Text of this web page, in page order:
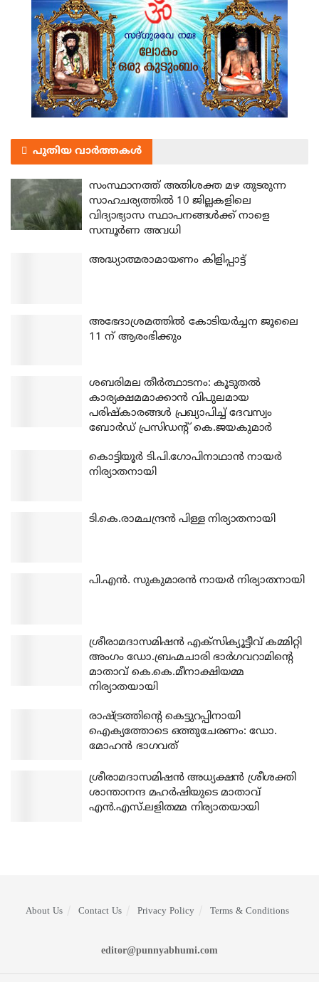
പുതിയ വാർത്തകൾ
സംസ്ഥാനത്ത് അതിശക്ത മഴ തുടരുന്ന
സാഹചര്യത്തിൽ 10 ജില്ലകളിലെ
വിദ്യാഭ്യാസ സ്ഥാപനങ്ങൾക്ക് നാളെ
സമ്പൂർണ അവധി
അദ്ധ്യാത്മരാമായണം കിളിപ്പാട്ട്
അഭേദാശ്രമത്തില്‍ കോടിയര്‍ച്ചന ജൂലൈ
11 ന് ആരംഭിക്കും
ശബരിമല തീര്‍ത്ഥാടനം: കൂടുതല്‍
കാര്യക്ഷമമാക്കാന്‍ വിപുലമായ
പരിഷ്‌കാരങ്ങള്‍ പ്രഖ്യാപിച്ച് ദേവസ്വം
ബോര്‍ഡ് പ്രസിഡന്റ് കെ.ജയകുമാര്‍
കൊട്ടിയൂര്‍ ടി.പി.ഗോപിനാഥാന്‍ നായര്‍
നിര്യാതനായി
ടി.കെ.രാമചന്ദ്രന്‍ പിള്ള നിര്യാതനായി
പി.എന്‍. സുകുമാരന്‍ നായര്‍ നിര്യാതനായി
ശ്രീരാമദാസമിഷന്‍ എക്‌സിക്യൂട്ടീവ് കമ്മിറ്റി
അംഗം ഡോ.ബ്രഹ്മചാരി ഭാര്‍ഗവറാമിന്റെ
മാതാവ് കെ.കെ.മീനാക്ഷിയമ്മ
നിര്യാതയായി
രാഷ്ട്രത്തിന്റെ കെട്ടുറപ്പിനായി
ഐക്യത്തോടെ ഒത്തുചേരണം: ഡോ.
മോഹന്‍ ഭാഗവത്
ശ്രീരാമദാസമിഷന്‍ അധ്യക്ഷന്‍ ശ്രീശക്തി
ശാന്താനന്ദ മഹര്‍ഷിയുടെ മാതാവ്
എന്‍.എസ്.ലളിതമ്മ നിര്യാതയായി
About Us Contact Us Privacy Policy Terms & Conditions
editor@punnyabhumi.com